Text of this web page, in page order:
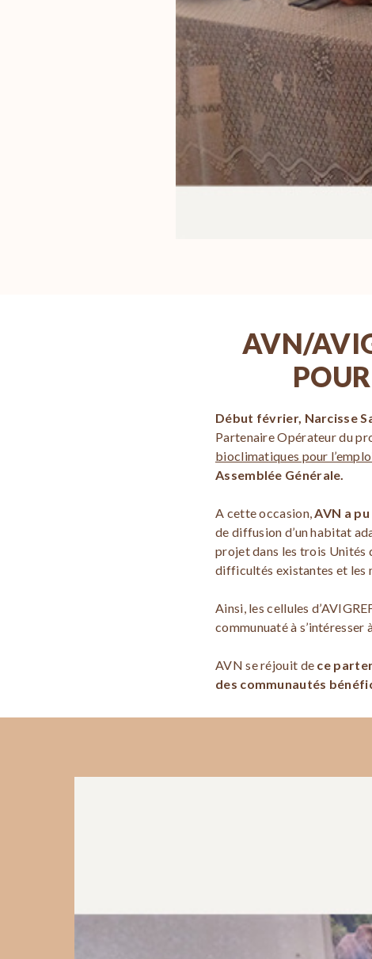
AVN/
Début février, Narcisse
Partenaire Opérateur du
bioclimatiques pour
Assemblée Générale.
A cette occasion,AVN a
de diffusion d’un habitat
projet dans les trois Unités
difficultés existantes et les
Ainsi, les cellules
communuaté à
AVN se réjouit de ce
des communautés